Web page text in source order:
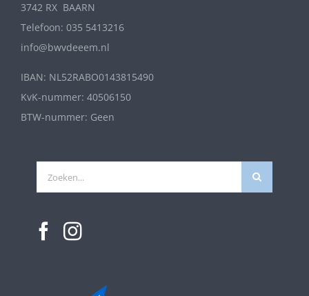
3742 RX BAARN
Telefoon: 035 5413216
info@bwvdeeem.nl
IBAN: NL52RABO0143815490
KvK-nummer: 40506150
BTW-nummer: Geen
Zoeken
naar: